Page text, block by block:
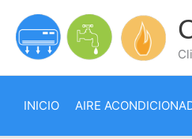
contenido
INICIO AIRE